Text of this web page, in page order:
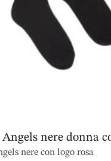
Angels nere donna
nere con logo rosa